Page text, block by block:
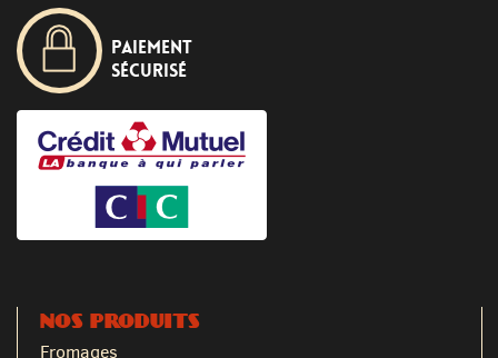
Paiement
sécurisé
NOS PRODUITS
Fromages